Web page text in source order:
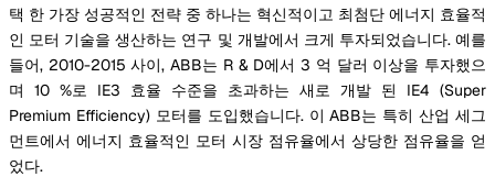
택 한 가장 성공적인 전략 중 하나는 혁신적이고 최첨단 에너지 효율적
인 모터 기술을 생산하는 연구 및 개발에서 크게 투자되었습니다. 예를
들어, 2010-2015 사이, ABB는 R & D에서 3 억 달러 이상을 투자했으
며 10 %로 IE3 효율 수준을 초과하는 새로 개발 된 IE4 (Super
Premium Efficiency) 모터를 도입했습니다. 이 ABB는 특히 산업 세그
먼트에서 에너지 효율적인 모터 시장 점유율에서 상당한 점유율을 얻
었다.